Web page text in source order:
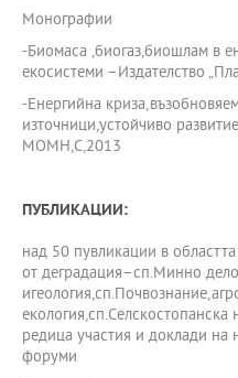
Монографии
-Биомаса ,биогаз,биошлам в
екосистеми –Издателство
-Енергийна
източници,устойчиво
МОМН,С,2013
ПУБЛИКАЦИИ:
над 50 пувликации в
от деградация–сп.Минно дело
редица участия и доклади
форуми